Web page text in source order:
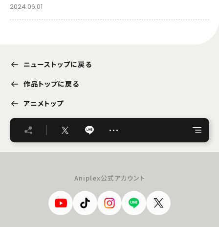
2024.06.01
ニューストップに戻る
作品トップに戻る
アニメトップ
…
Aniplex公式アカウント